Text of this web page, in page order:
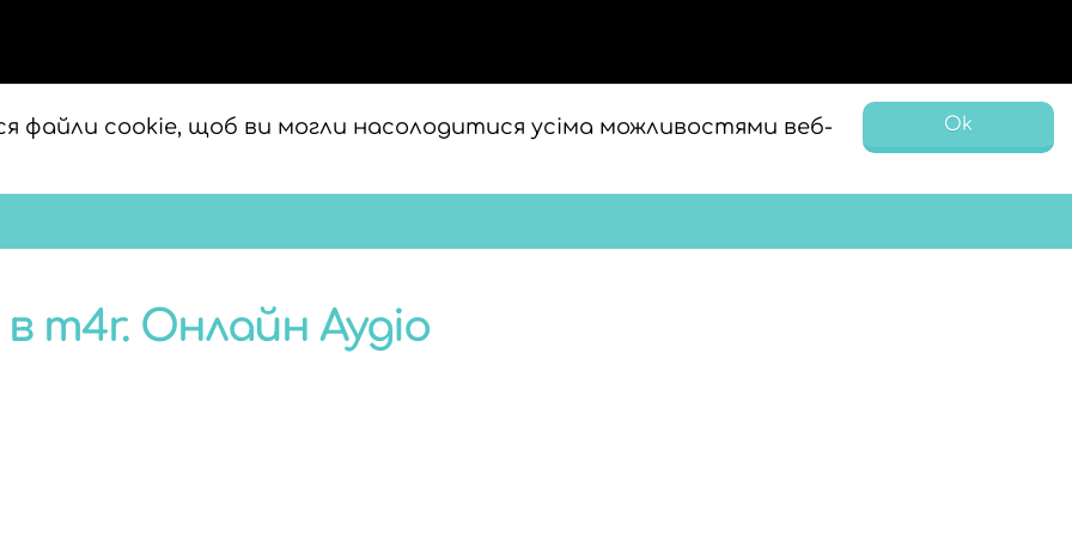
файли cookie, щоб ви могли насолодитися усіма можливостями веб-
Ok
m4r. Онлайн Аудіо